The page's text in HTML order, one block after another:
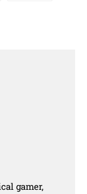
gamer,